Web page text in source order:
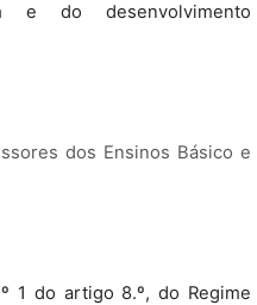
e do desenvolvimento
dos Ensinos Básico e
1 do artigo 8.º, do Regime